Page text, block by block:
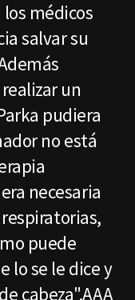
médicos
salvar su
un
pudiera
no está
necesaria
puede
lo se le dice y
cabeza".AAA